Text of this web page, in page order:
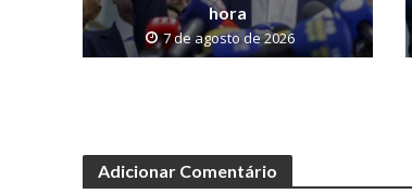
hora
7 de agosto de 2026
Adicionar Comentário